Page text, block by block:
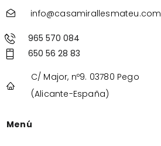
info@casamirallesmateu.com
965 570 084
650 56 28 83
C/ Major, nº9. 03780 Pego
(Alicante-España)
Menú